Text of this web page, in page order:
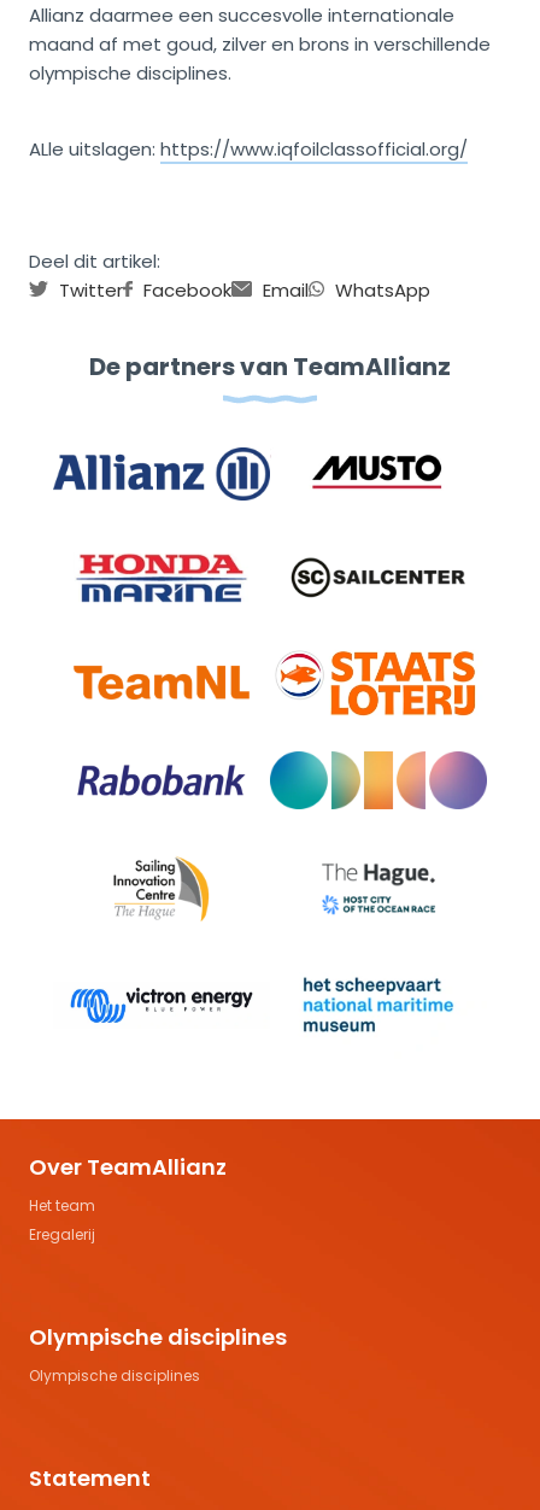
Allianz daarmee een succesvolle internationale
maand af met goud, zilver en brons in verschillende
olympische disciplines.
ALle uitslagen: https://www.iqfoilclassofficial.org/
Deel dit artikel:
Twitter
Facebook Email WhatsApp
De partners van TeamAllianz
Over TeamAllianz
Het team
Eregalerij
Olympische disciplines
Olympische disciplines
Statement